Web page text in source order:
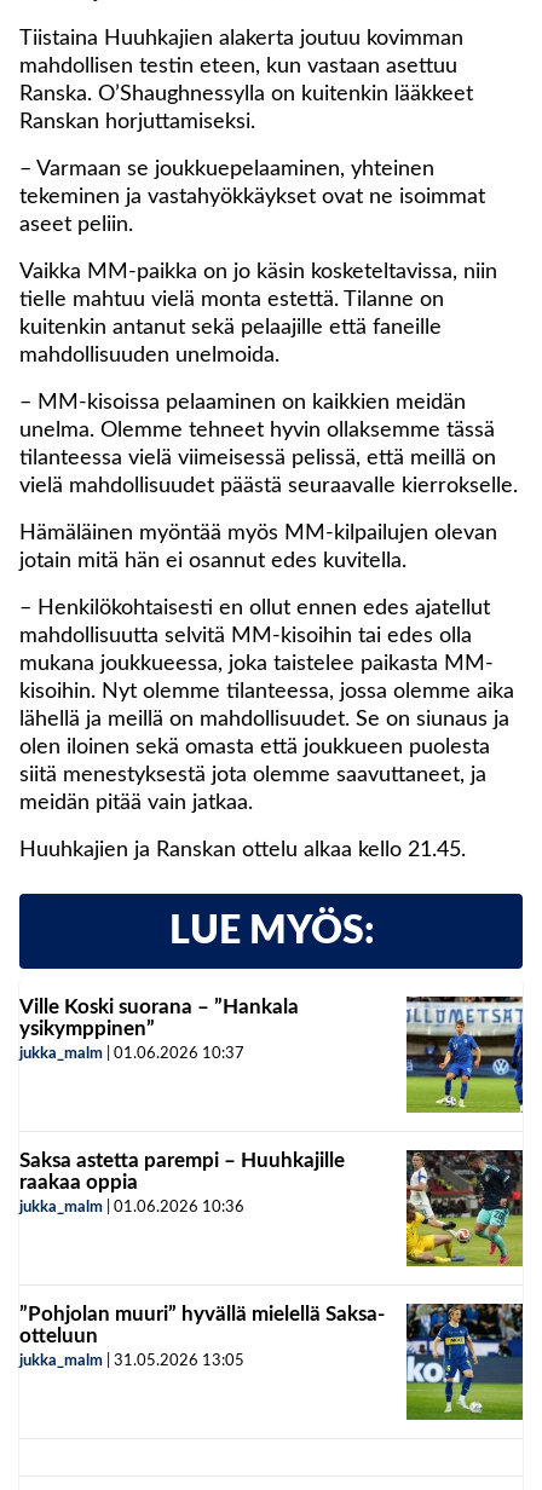
Tiistaina Huuhkajien alakerta joutuu kovimman
mahdollisen testin eteen, kun vastaan asettuu
Ranska. O’Shaughnessylla on kuitenkin lääkkeet
Ranskan horjuttamiseksi.
– Varmaan se joukkuepelaaminen, yhteinen
tekeminen ja vastahyökkäykset ovat ne isoimmat
aseet peliin.
Vaikka MM-paikka on jo käsin kosketeltavissa, niin
tielle mahtuu vielä monta estettä. Tilanne on
kuitenkin antanut sekä pelaajille että faneille
mahdollisuuden unelmoida.
– MM-kisoissa pelaaminen on kaikkien meidän
unelma. Olemme tehneet hyvin ollaksemme tässä
tilanteessa vielä viimeisessä pelissä, että meillä on
vielä mahdollisuudet päästä seuraavalle kierrokselle.
Hämäläinen myöntää myös MM-kilpailujen olevan
jotain mitä hän ei osannut edes kuvitella.
– Henkilökohtaisesti en ollut ennen edes ajatellut
mahdollisuutta selvitä MM-kisoihin tai edes olla
mukana joukkueessa, joka taistelee paikasta MM-
kisoihin. Nyt olemme tilanteessa, jossa olemme aika
lähellä ja meillä on mahdollisuudet. Se on siunaus ja
olen iloinen sekä omasta että joukkueen puolesta
siitä menestyksestä jota olemme saavuttaneet, ja
meidän pitää vain jatkaa.
Huuhkajien ja Ranskan ottelu alkaa kello 21.45.
LUE MYÖS:
Ville Koski suorana – ”Hankala
ysikymppinen”
jukka_malm 01.06.2026 10:37
Saksa astetta parempi – Huuhkajille
raakaa oppia
jukka_malm 01.06.2026 10:36
”Pohjolan muuri” hyvällä mielellä Saksa-
otteluun
jukka_malm 31.05.2026 13:05